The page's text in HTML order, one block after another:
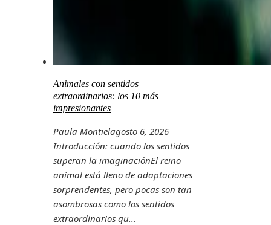
Animales con sentidos
extraordinarios: los 10 más
impresionantes
Paula Montielagosto 6, 2026
Introducción: cuando los sentidos
superan la imaginaciónEl reino
animal está lleno de adaptaciones
sorprendentes, pero pocas son tan
asombrosas como los sentidos
extraordinarios qu...